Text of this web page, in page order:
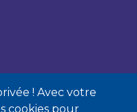
! Avec votre
cookies pour